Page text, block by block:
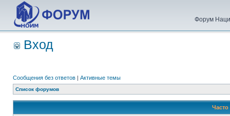
Форум
Вход
Сообщения без ответов | Активные темы
Список форумов